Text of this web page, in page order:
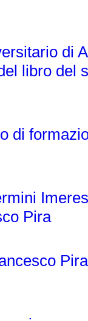
di
libro del
di
Pira